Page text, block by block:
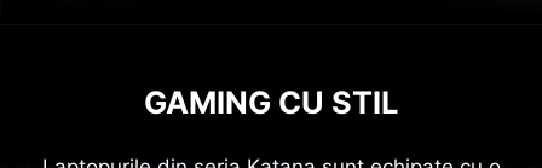
GAMING CU STIL